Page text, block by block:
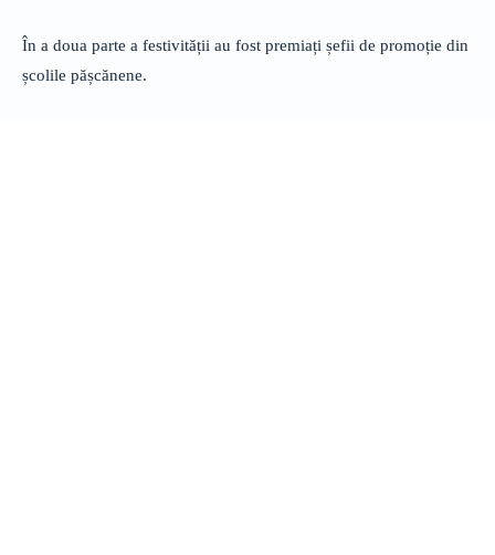
În a doua parte a festivității au fost premiați șefii de promoție din
școlile pășcănene.